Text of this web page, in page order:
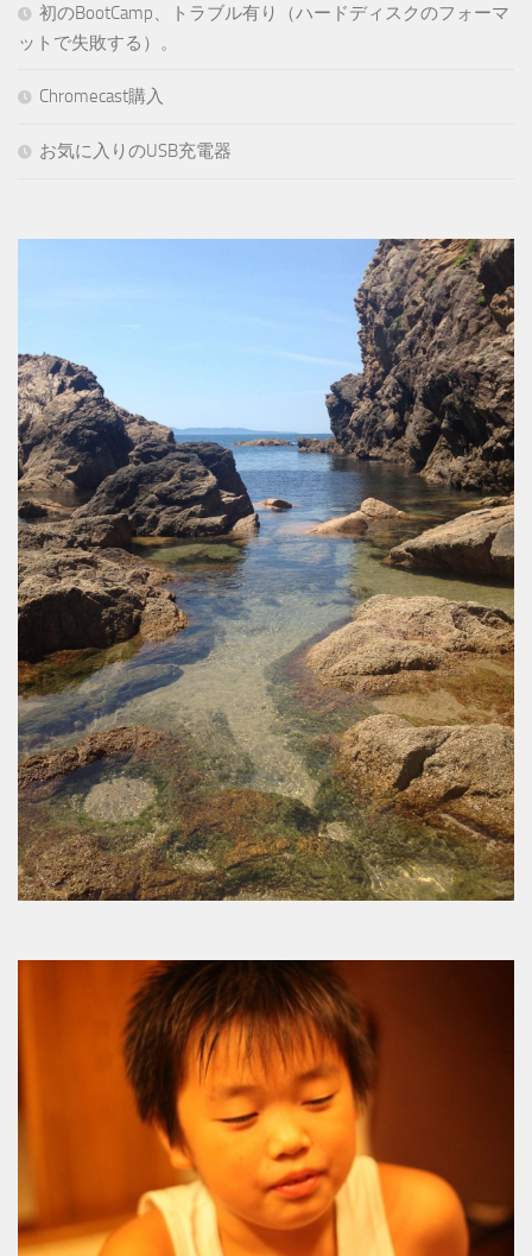
初のBootCamp、トラブル有り（ハードディスクのフォーマ
ットで失敗する）。
Chromecast購入
お気に入りのUSB充電器